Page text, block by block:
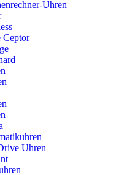
Uhren
Ceptor
Uhren